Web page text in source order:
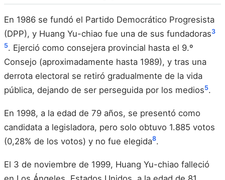
En 1986 se fundó el Partido Democrático Progresista
(DPP), y Huang Yu-chiao fue una de sus fundadoras3
5. Ejerció como consejera provincial hasta el 9.º
Consejo (aproximadamente hasta 1989), y tras una
derrota electoral se retiró gradualmente de la vida
pública, dejando de ser perseguida por los medios5.
En 1998, a la edad de 79 años, se presentó como
candidata a legisladora, pero solo obtuvo 1.885 votos
(0,28% de los votos) y no fue elegida8.
El 3 de noviembre de 1999, Huang Yu-chiao falleció